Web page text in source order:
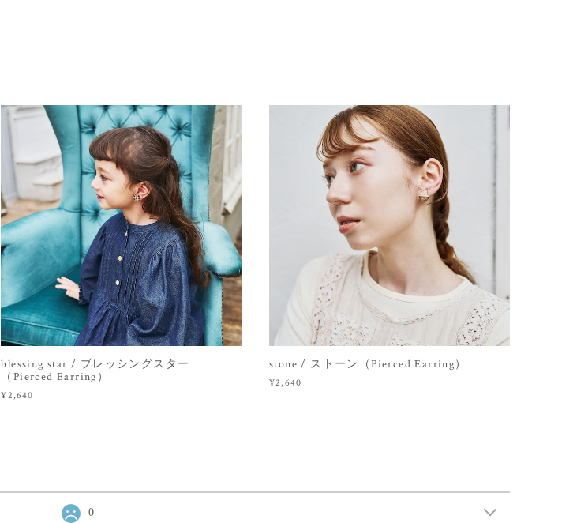
blessing star / ブレッシングスター
（Pierced Earring）
¥2,640
stone / ストーン（Pierced Earring）
¥2,640
0